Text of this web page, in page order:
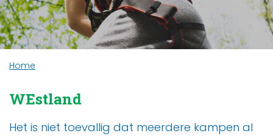
Home
WEstland
Het is niet toevallig dat meerdere kampen al